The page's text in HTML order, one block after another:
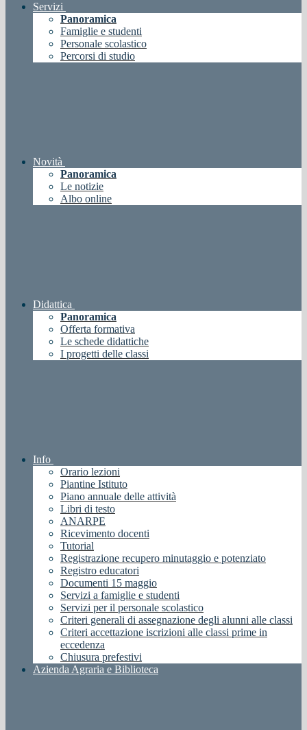
Servizi
Panoramica
Famiglie e studenti
Personale scolastico
Percorsi di studio
Novità
Panoramica
Le notizie
Albo online
Didattica
Panoramica
Offerta formativa
Le schede didattiche
I progetti delle classi
Info
Orario lezioni
Piantine Istituto
Piano annuale delle attività
Libri di testo
ANARPE
Ricevimento docenti
Tutorial
Registrazione recupero minutaggio e potenziato
Registro educatori
Documenti 15 maggio
Servizi a famiglie e studenti
Servizi per il personale scolastico
Criteri generali di assegnazione degli alunni alle classi
Criteri accettazione iscrizioni alle classi prime in
eccedenza
Chiusura prefestivi
Azienda Agraria e Biblioteca